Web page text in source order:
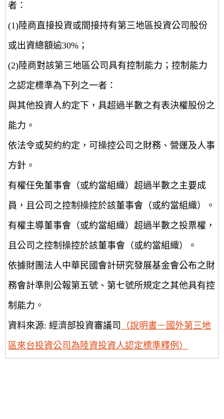
者：
(1)陸商直接投資或間接持有第三地區投資公司股份
或出資總額逾30%；
(2)陸商對該第三地區公司具有控制能力；控制能力
之認定標準為下列之一者：
與其他投資人約定下，具超過半數之有表決權股份之
能力。
依法令或契約約定，可操控公司之財務、營運及人事
方針。
有權任免董事會（或約當組織）超過半數之主要成
員，且公司之控制操控於該董事會（或約當組織）。
有權主導董事會（或約當組織）超過半數之投票權，
且公司之控制操控於該董事會（或約當組織）。
依據財團法人中華民國會計研究發展基金會公布之財
務會計準則公報第五號、第七號所規定之其他具有控
制能力。
資料來源: 經濟部投資審議司
（說明書－國外第三地
區來台投資公司為陸資投資人認定標準釋例）